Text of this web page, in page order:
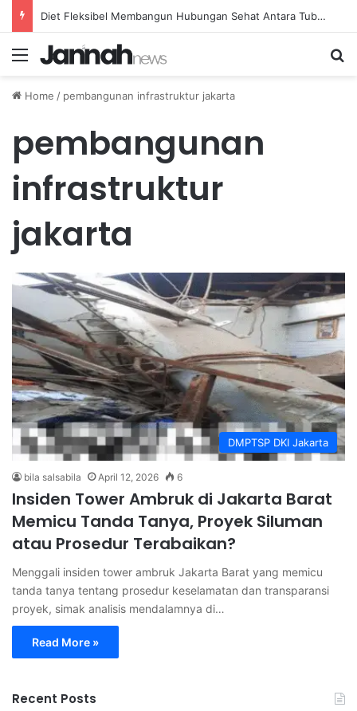
Diet Fleksibel Membangun Hubungan Sehat Antara Tubuh dan Makanan Sehari-hari
Menu
Home / pembangunan infrastruktur jakarta
pembangunan
infrastruktur
jakarta
DMPTSP DKI Jakarta
bila salsabila April 12, 2026 6
Insiden Tower Ambruk di Jakarta Barat
Memicu Tanda Tanya, Proyek Siluman
atau Prosedur Terabaikan?
Menggali insiden tower ambruk Jakarta Barat yang memicu
tanda tanya tentang prosedur keselamatan dan transparansi
proyek, simak analisis mendalamnya di…
Read More »
Recent Posts